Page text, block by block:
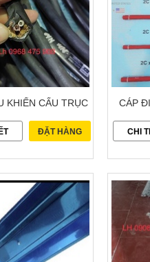
KHIỂN CẨU TRỤC
ĐẶT HÀNG
CÁP
CHI